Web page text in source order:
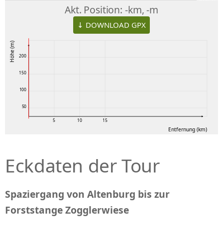
Akt. Position: -km, -m
↓ DOWNLOAD GPX
50
100
150
200
5 10 15
Entfernung (km)
Höhe (m)
Eckdaten der Tour
Spaziergang von Altenburg bis zur
Forststange Zogglerwiese